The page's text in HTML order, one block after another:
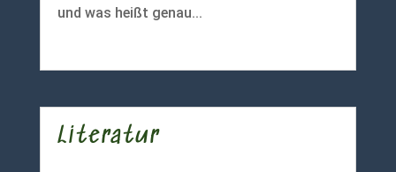
und was heißt genau...
Literatur